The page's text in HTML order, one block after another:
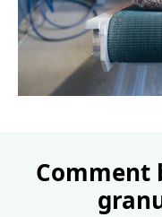
Comment